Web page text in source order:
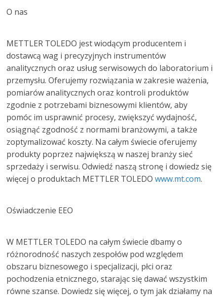
O nas
METTLER TOLEDO jest wiodącym producentem i
dostawcą wag i precyzyjnych instrumentów
analitycznych oraz usług serwisowych do laboratorium i
przemysłu. Oferujemy rozwiązania w zakresie ważenia,
pomiarów analitycznych oraz kontroli produktów
zgodnie z potrzebami biznesowymi klientów, aby
pomóc im usprawnić procesy, zwiększyć wydajność,
osiągnąć zgodność z normami branżowymi, a także
zoptymalizować koszty. Na całym świecie oferujemy
produkty poprzez największą w naszej branży sieć
sprzedaży i serwisu. Odwiedź naszą stronę i dowiedz się
więcej o produktach METTLER TOLEDOwww.mt.com.
Oświadczenie EEO
W METTLER TOLEDO na całym świecie dbamy o
różnorodność naszych zespołów pod względem
obszaru biznesowego i specjalizacji, płci oraz
pochodzenia etnicznego, starając się dawać wszystkim
równe szanse. Dowiedz się więcej, o tym jak działamy na